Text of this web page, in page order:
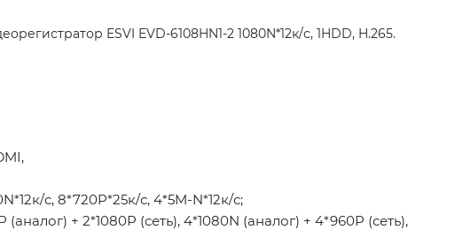
ESVI EVD-6108HN1-2 1080N*12к/с, 1HDD, H.265.
с, 8*720P*25к/с, 4*5M-N*12к/с;
+ 2*1080P (сеть), 4*1080N (аналог) + 4*960P (сеть),